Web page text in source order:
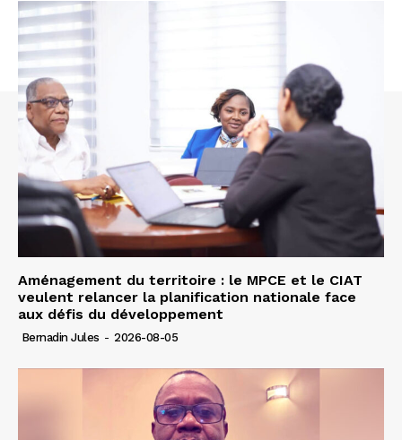
Aménagement du territoire : le MPCE et le CIAT
veulent relancer la planification nationale face
aux défis du développement
Bernadin Jules - 2026-08-05